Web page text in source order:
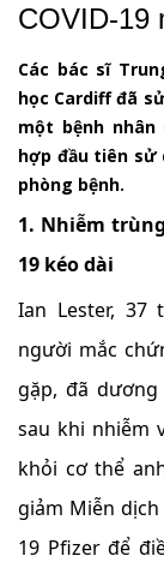
COVID-19
Các bác sĩ
học Cardiff đã
một bệnh nhân
hợp đầu tiên sử
phòng bệnh.
1. Nhiễm
19 kéo dài
Ian Lester, 37
người mắc
gặp, đã
sau khi nhiễm
khỏi cơ thể
giảm Miễn dịch
19 Pfizer để